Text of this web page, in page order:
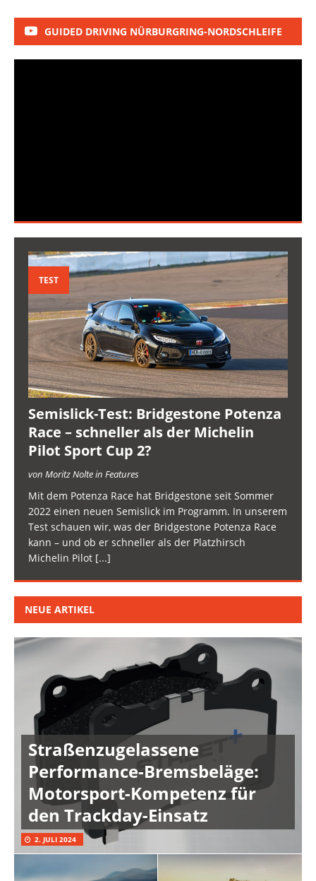
GUIDED DRIVING NÜRBURGRING-NORDSCHLEIFE
TEST
Semislick-Test: Bridgestone Potenza
Race – schneller als der Michelin
Pilot Sport Cup 2?
von Moritz Nolte in Features
Mit dem Potenza Race hat Bridgestone seit Sommer
2022 einen neuen Semislick im Programm. In unserem
Test schauen wir, was der Bridgestone Potenza Race
kann – und ob er schneller als der Platzhirsch
Michelin Pilot [...]
NEUE ARTIKEL
Straßenzugelassene
Performance-Bremsbeläge:
Motorsport-Kompetenz für
den Trackday-Einsatz
2. JULI 2024